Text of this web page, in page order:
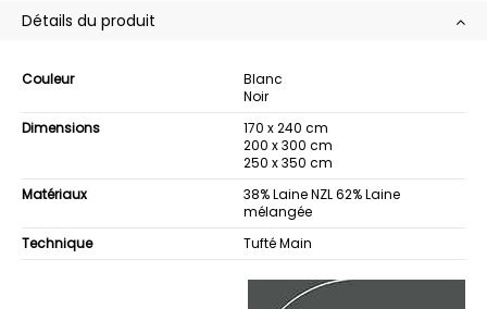
Détails du produit
Couleur
Blanc
Noir
Dimensions
170 x 240 cm
200 x 300 cm
250 x 350 cm
Matériaux
38% Laine NZL 62% Laine
mélangée
Technique
Tufté Main